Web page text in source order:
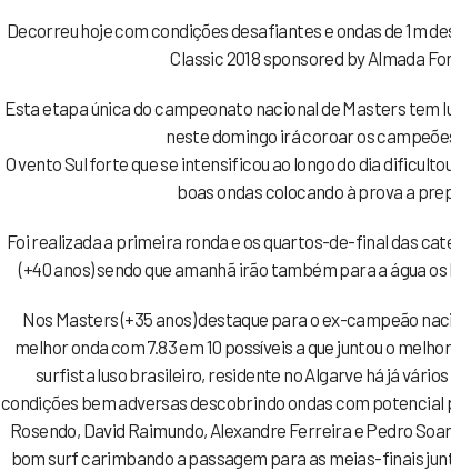
Decorreu hoje com condições desafiantes e ondas de 1m
Classic 2018 sponsored by Almada
Esta etapa única do campeonato nacional de Masters tem
neste domingo irá coroar os
O vento Sul forte que se intensificou ao longo do dia
boas ondas colocando à prova a
Foi realizada a primeira ronda e os quartos-de-final das
(+40 anos) sendo que amanhã irão também para a água os
Nos Masters (+35 anos) destaque para o ex-campeão
melhor onda com 7.83 em 10 possíveis a que juntou o
surfista luso brasileiro, residente no Algarve há já
condições bem adversas descobrindo ondas com potencial
Rosendo, David Raimundo, Alexandre Ferreira e Pedro
bom surf carimbando a passagem para as meias-finais